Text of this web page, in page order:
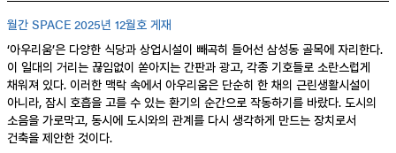
월간 SPACE 2025년 12월호 게재
‘아우리움’은 다양한 식당과 상업시설이 빼곡히 들어선 삼성동 골목에 자리한다.
이 일대의 거리는 끊임없이 쏟아지는 간판과 광고, 각종 기호들로 소란스럽게
채워져 있다. 이러한 맥락 속에서 아우리움은 단순히 한 채의 근린생활시설이
아니라, 잠시 호흡을 고를 수 있는 환기의 순간으로 작동하기를 바랐다. 도시의
소음을 가로막고, 동시에 도시와의 관계를 다시 생각하게 만드는 장치로서
건축을 제안한 것이다.